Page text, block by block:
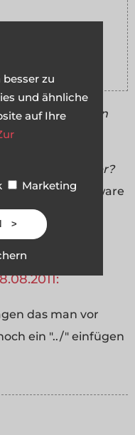
Code & Blog
, in
wird.
als Freelancer?
auf unsere Software
das man vor
ein "../" einfügen
zu
und ähnliche
auf Ihre
Marketing